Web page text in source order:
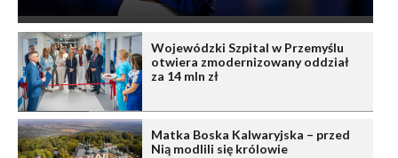
Wojewódzki Szpital w Przemyślu
otwiera zmodernizowany oddział
za 14 mln zł
Matka Boska Kalwaryjska – przed
Nią modlili się królowie